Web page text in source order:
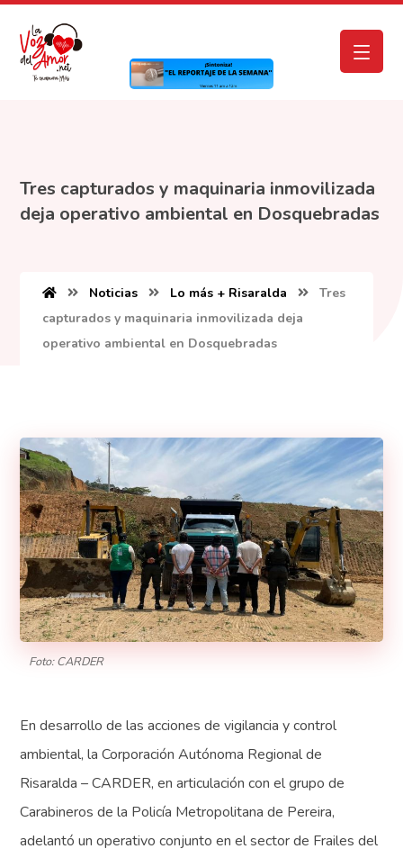
Tres capturados y maquinaria inmovilizada
deja operativo ambiental en Dosquebradas
Noticias Lo más + Risaralda
Tres
capturados y maquinaria inmovilizada deja
operativo ambiental en Dosquebradas
Foto: CARDER
En desarrollo de las acciones de vigilancia y control
ambiental, la Corporación Autónoma Regional de
Risaralda – CARDER, en articulación con el grupo de
Carabineros de la Policía Metropolitana de Pereira,
adelantó un operativo conjunto en el sector de Frailes del